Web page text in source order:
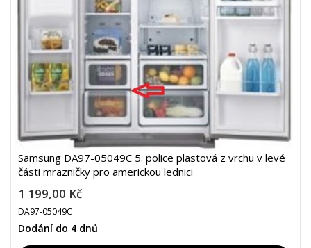
Samsung DA97-05049C 5. police plastová z vrchu v levé
části mrazničky pro americkou lednici
1 199,00 Kč
DA97-05049C
Dodání do 4 dnů